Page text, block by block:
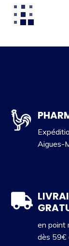
Aigues-
en point
dès 59€